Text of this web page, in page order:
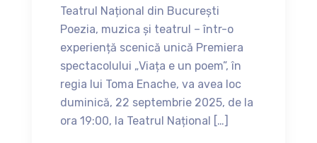
Teatrul Național din București
Poezia, muzica și teatrul – într-o
experiență scenică unică Premiera
spectacolului „Viața e un poem”, în
regia lui Toma Enache, va avea loc
duminică, 22 septembrie 2025, de la
ora 19:00, la Teatrul Național […]